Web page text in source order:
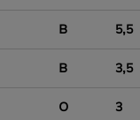
B 5,5
B 3,5
O 3